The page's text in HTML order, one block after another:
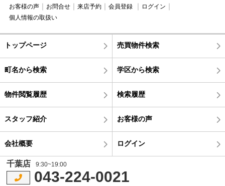
お客様の声
お問合せ 来店予約 会員登録
ログイン
個人情報の取扱い
トップページ 売買物件検索
町名から検索 学区から検索
物件閲覧履歴 検索履歴
スタッフ紹介 お客様の声
会社概要 ログイン
千葉店 9:30~19:00
043-224-0021